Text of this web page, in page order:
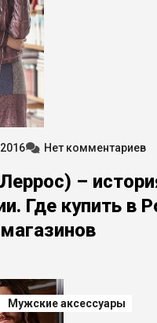
Нет комментариев
–
Где купить в
Мужские аксессуары